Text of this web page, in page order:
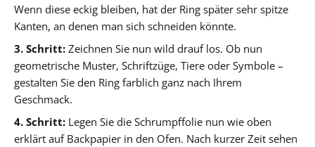
Wenn diese eckig bleiben, hat der Ring später sehr spitze
Kanten, an denen man sich schneiden könnte.
3. Schritt: Zeichnen Sie nun wild drauf los. Ob nun
geometrische Muster, Schriftzüge, Tiere oder Symbole –
gestalten Sie den Ring farblich ganz nach Ihrem
Geschmack.
4. Schritt: Legen Sie die Schrumpffolie nun wie oben
erklärt auf Backpapier in den Ofen. Nach kurzer Zeit sehen